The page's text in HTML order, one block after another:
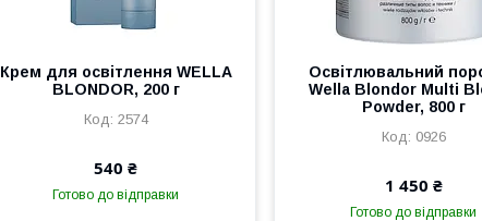
Крем для освітлення WELLA
BLONDOR, 200 г
2574
540 ₴
Готово до відправки
Освітлювальний
Wella Blondor Multi
Powder, 800 г
0926
1 450 ₴
Готово до відправки